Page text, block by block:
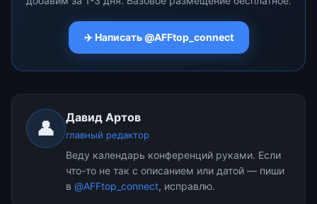
✈️ Написать @AFFtop_connect
👤 Давид Артов
главный редактор
Веду календарь конференций руками. Если
что-то не так с описанием или датой — пиши
в @AFFtop_connect, исправлю.